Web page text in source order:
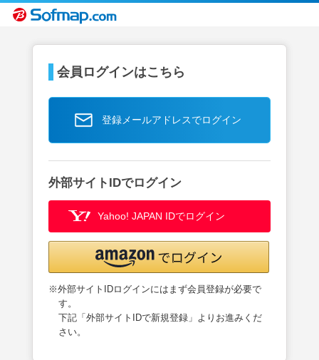
会員ログインはこちら
登録メールアドレスでログイン
外部サイトIDでログイン
Yahoo! JAPAN IDでログイン
※外部サイトIDログインにはまず会員登録が必要で
す。
下記「外部サイトIDで新規登録」よりお進みくだ
さい。